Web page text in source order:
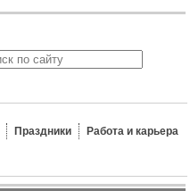
Праздники
Работа и карьера